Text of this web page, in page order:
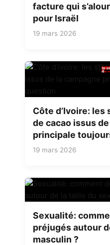
facture qui
pour Israël
19 mars 2026
Côte d’Ivoire:
de cacao issus
principale
19 mars 2026
Sexualité:
préjugés autour
masculin ?